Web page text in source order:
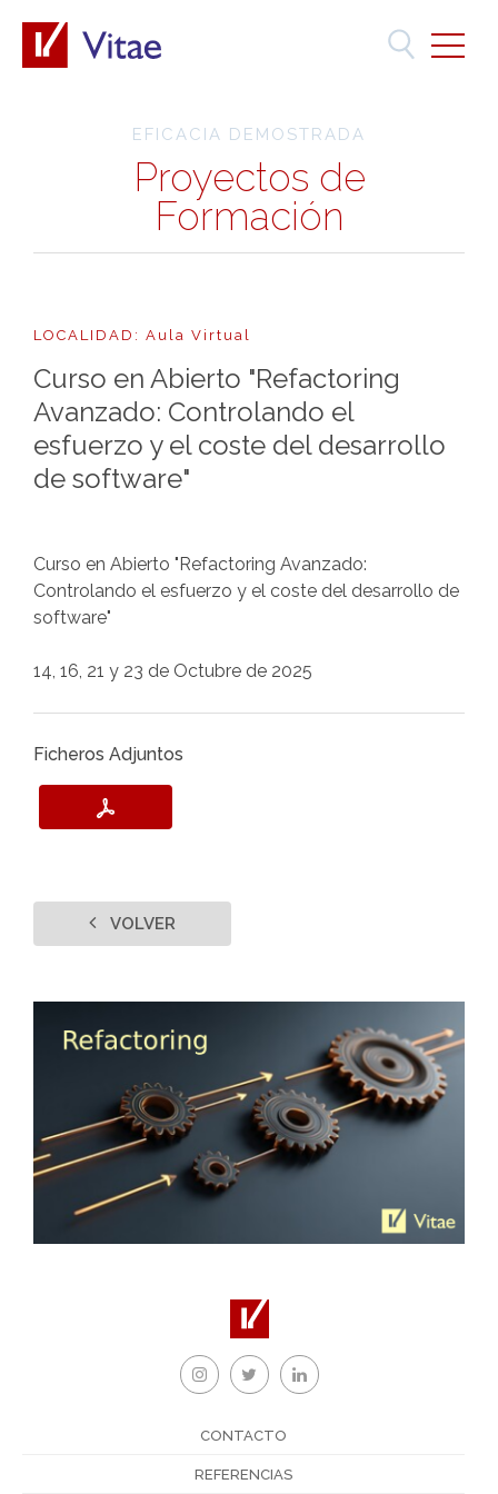
EFICACIA DEMOSTRADA
Proyectos de
Formación
LOCALIDAD: Aula Virtual
Curso en Abierto "Refactoring
Avanzado: Controlando el
esfuerzo y el coste del desarrollo
de software"
Curso en Abierto "Refactoring Avanzado:
Controlando el esfuerzo y el coste del desarrollo de
software"
14, 16, 21 y 23 de Octubre de 2025
Ficheros Adjuntos
VOLVER
CONTACTO
REFERENCIAS